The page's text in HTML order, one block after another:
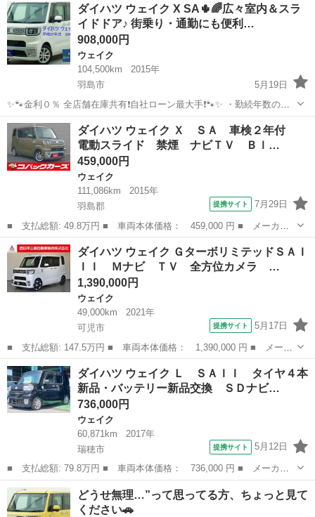
Ａ ドライブレコーダー ＥＴＣ バックカメラ 両側スライド・片
側電動 衝突被...
ダイハツ ウェイク X SA🌵🌈広々室内＆スラ
イドドア♪ 街乗り・通勤にも便利…
908,000円
ウェイク
104,500km
2015年
羽島市
5月19日
✨🐾金利０％ 全店舗在庫共有❗️自社ローン最大手❗️🐾✨ ・勤続年数の短
い方🆗 ・パート、アルバイトの方🆗 ・派遣、自営業をされている方🆗
・専業主婦をされている方🆗 ・自己破産・任意整理のご経験のある方
🆗 ・他社でロ...
岐阜 羽島市 ウェイク ハイトワゴン
ダイハツ ウェイク Ｘ ＳＡ 車検２年付
電動スライド 禁煙 ナビＴＶ Ｂｌ…
459,000円
ウェイク
111,086km
2015年
羽島郡
提携サイト 7月29日
■ 支払総額: 49.8万円 ■ 車両本体価格： 459,000 円 ■ メーカー
名： ダイハツ ■ 車種名： ウェイク ■ グレード名： Ｘ Ｓ
Ａ 車検２年付 電動スライド 禁煙 ナビＴＶ Ｂｌｕｅｔｏｏ
ｔｈ バックカ...
岐阜 羽島郡 ウェイク
ダイハツ ウェイク ＧターボリミテッドＳＡＩ
ＩＩ Ｍナビ ＴＶ 全方位カメラ …
1,390,000円
ウェイク
49,000km
2021年
可児市
提携サイト 5月17日
■ 支払総額: 147.5万円 ■ 車両本体価格： 1,390,000 円 ■ メーカ
ー名： ダイハツ ■ 車種名： ウェイク ■ グレード名： Ｇター
ボリミテッドＳＡＩＩＩ Ｍナビ ＴＶ 全方位カメラ ドラレコ
ＥＴＣ ...
岐阜 可児市 ウェイク
ダイハツ ウェイク Ｌ ＳＡＩＩ タイヤ４本
新品・バッテリー新品交換 ＳＤナビ…
736,000円
ウェイク
60,871km
2017年
瑞穂市
提携サイト 5月12日
■ 支払総額: 79.8万円 ■ 車両本体価格： 736,000 円 ■ メーカー
名： ダイハツ ■ 車種名： ウェイク ■ グレード名： Ｌ ＳＡ
ＩＩ タイヤ４本新品・バッテリー新品交換 ＳＤナビ Ｂｌｕｅｔ
ｏｏｔｈオー...
岐阜 瑞穂市 ウェイク
どうせ無理…”って思ってる方、ちょっと見て
ください🚗